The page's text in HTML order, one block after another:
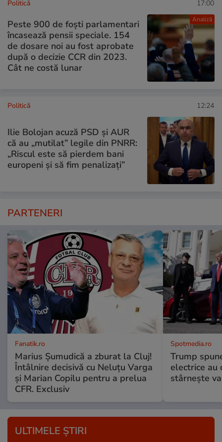
Analiză
Politică 17:00
Peste 900 de foști parlamentari
încasează pensii speciale. 154
de dosare noi au fost aprobate
după o decizie CCR din 2023.
Cât ne costă lunar
Politică 12:24
Ilie Bolojan acuză PSD și AUR
că au „mutilat” legile din PNRR:
„Riscul este să pierdem bani
europeni și să fim penalizați”
PARTENERI
Fanatik.ro
Marius Şumudică a zburat la Cluj!
Întâlnire decisivă cu Neluţu Varga
şi Marian Copilu pentru a prelua
CFR. Exclusiv
Spotmedia.ro
Trump
electrice au
stârnește
ULTIMELE ȘTIRI